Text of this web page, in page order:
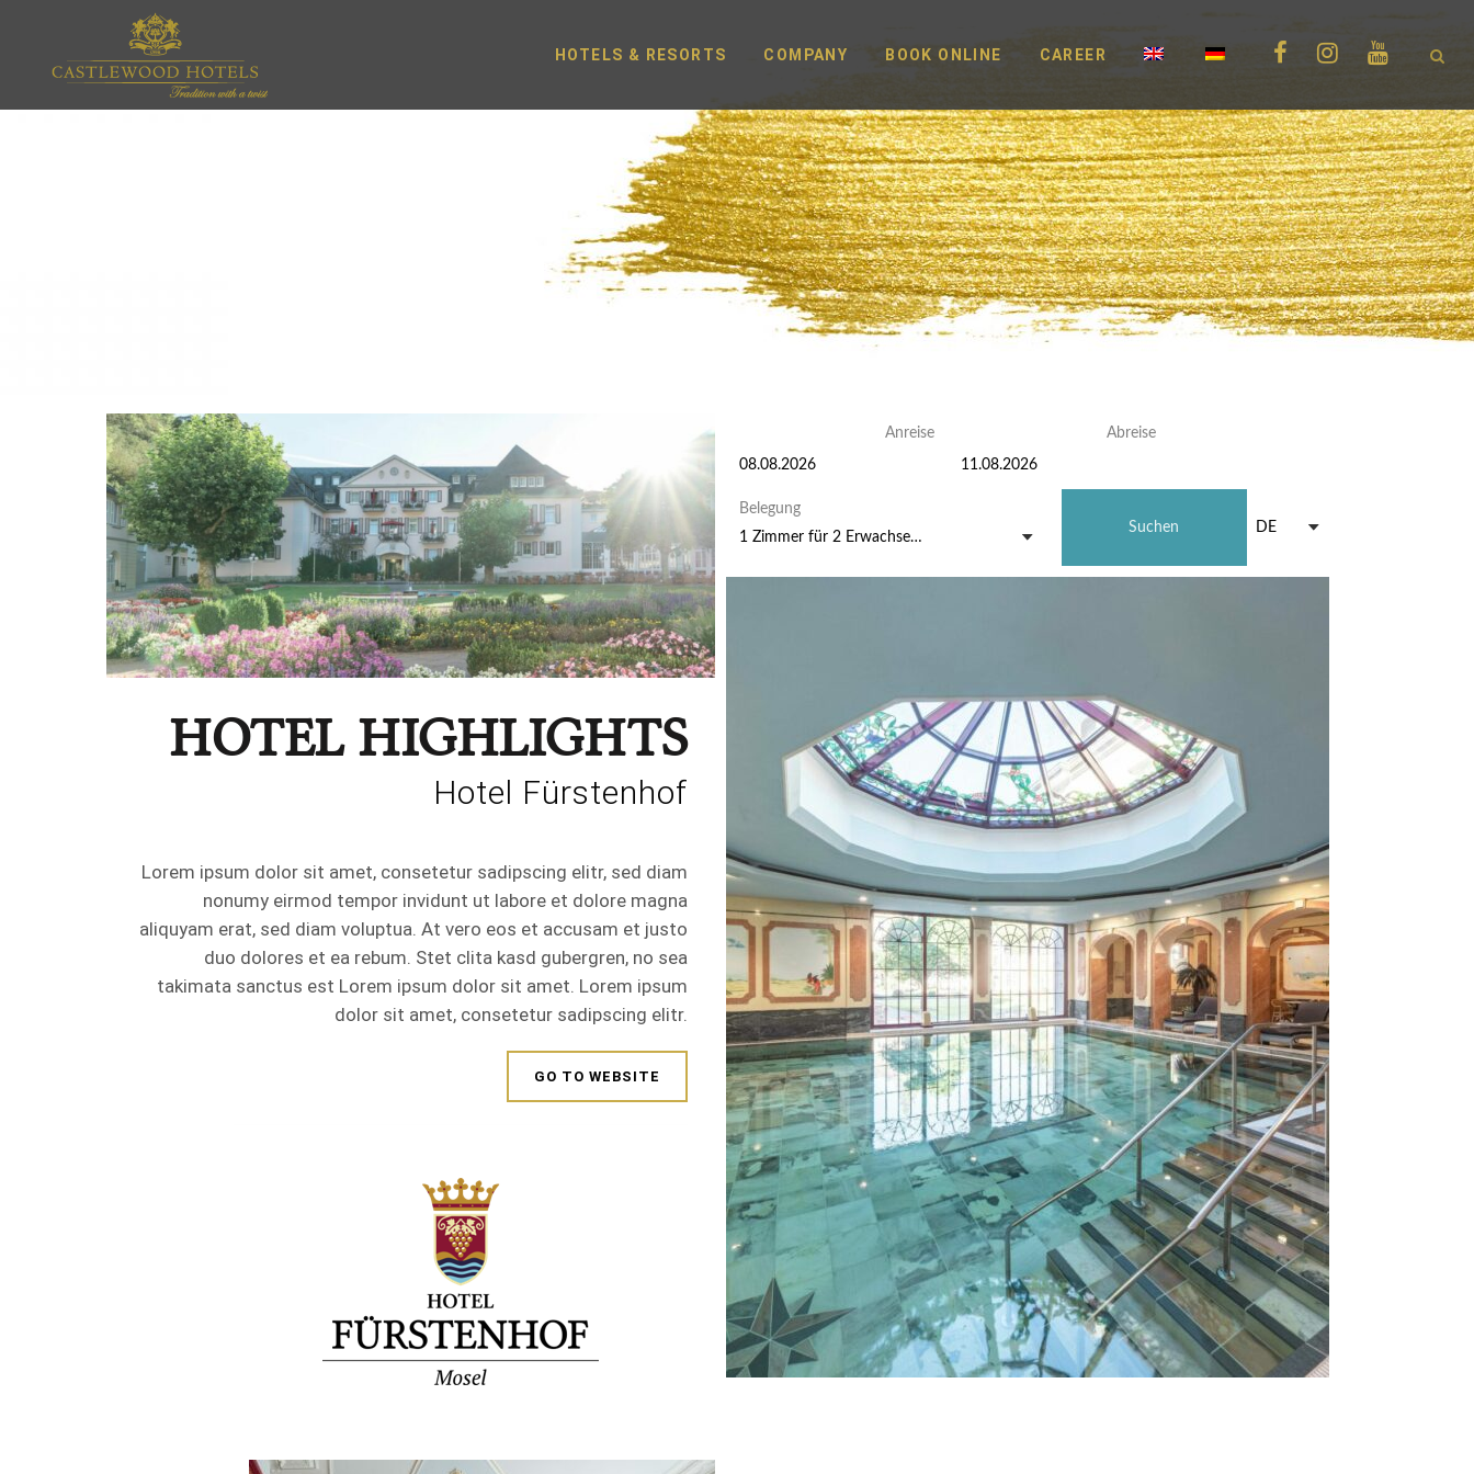
HOTELS & RESORTS COMPANY BOOK ONLINE CAREER
HOTEL HIGHLIGHTS
Hotel Fürstenhof
Lorem ipsum dolor sit amet, consetetur sadipscing elitr, sed diam
nonumy eirmod tempor invidunt ut labore et dolore magna
aliquyam erat, sed diam voluptua. At vero eos et accusam et justo
duo dolores et ea rebum. Stet clita kasd gubergren, no sea
takimata sanctus est Lorem ipsum dolor sit amet. Lorem ipsum
dolor sit amet, consetetur sadipscing elitr.
GO TO WEBSITE
Anreise Abreise
Belegung
1 Zimmer für 2 Erwachsene
Suchen DE